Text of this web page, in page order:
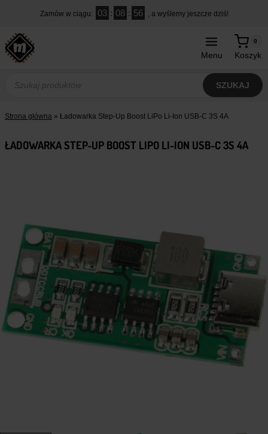
treści
Zamów w ciągu: 03 : 08 : 55 , a wyślemy jeszcze dziś!
Menu Koszyk
0
produktów
SZUKAJ
Strona główna » Ładowarka Step-Up Boost LiPo Li-Ion USB-C 3S 4A
ŁADOWARKA STEP-UP BOOST LIPO LI-ION USB-C 3S 4A